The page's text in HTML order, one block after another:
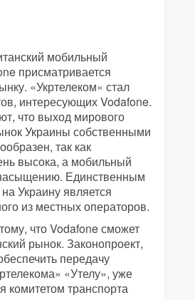
мобильный
присматривается
«Укртелеком» стал
интересующих Vodafone.
что выход мирового
Украины собственными
так как
высока, а мобильный
Единственным
Украину является
из местных операторов.
что Vodafone сможет
рынок. Законопроект,
передачу
«Утелу», уже
комитетом транспорта